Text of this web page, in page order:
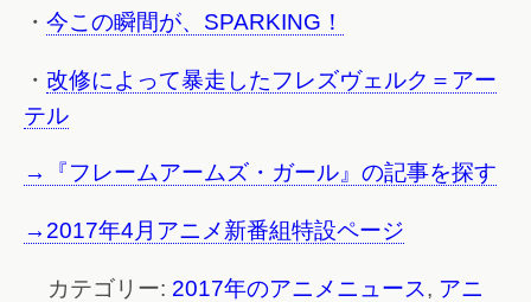
・ 今この瞬間が、SPARKING！
・ 改修によって暴走したフレズヴェルク＝アー
テル
→『フレームアームズ・ガール』の記事を探す
→2017年4月アニメ新番組特設ページ
カテゴリー: 2017年のアニメニュース, アニ